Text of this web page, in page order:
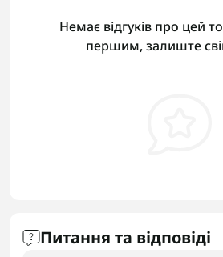
Немає відгуків про цей
першим, залиште
Питання та відповіді